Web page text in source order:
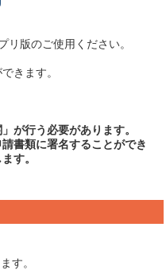
版のご使用ください。
きます。
が行う必要があります。
書類に署名することができ
す。
す。